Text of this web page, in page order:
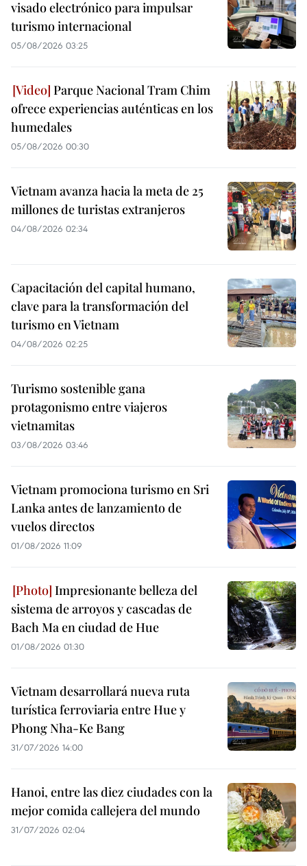
visado electrónico para impulsar
turismo internacional
05/08/2026 03:25
Parque Nacional Tram Chim
ofrece experiencias auténticas en los
humedales
05/08/2026 00:30
Vietnam avanza hacia la meta de 25
millones de turistas extranjeros
04/08/2026 02:34
Capacitación del capital humano,
clave para la transformación del
turismo en Vietnam
04/08/2026 02:25
Turismo sostenible gana
protagonismo entre viajeros
vietnamitas
03/08/2026 03:46
Vietnam promociona turismo en Sri
Lanka antes de lanzamiento de
vuelos directos
01/08/2026 11:09
Impresionante belleza del
sistema de arroyos y cascadas de
Bach Ma en ciudad de Hue
01/08/2026 01:30
Vietnam desarrollará nueva ruta
turística ferroviaria entre Hue y
Phong Nha-Ke Bang
31/07/2026 14:00
Hanoi, entre las diez ciudades con la
mejor comida callejera del mundo
31/07/2026 02:04